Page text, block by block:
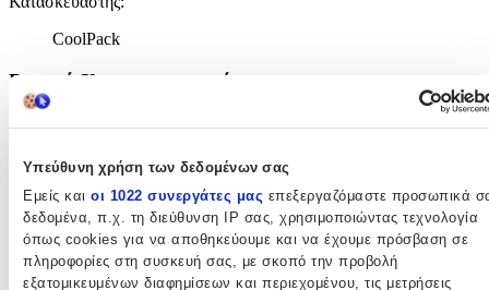
Υπεύθυνη χρήση των δεδομένων σας
Εμείς και οι 1022 συνεργάτες μας επεξεργαζόμαστε προσωπικά
δεδομένα, π.χ. τη διεύθυνση IP σας, χρησιμοποιώντας τεχνολογία
όπως cookies για να αποθηκεύουμε και να έχουμε πρόσβαση σε
πληροφορίες στη συσκευή σας, με σκοπό την προβολή
εξατομικευμένων διαφημίσεων και περιεχομένου, τις μετρήσεις
CoolPack
Βασικά Χαρακτηριστικά
Χρώμα:
Πολύχρωμο
Τύπος:
Πλάτης
Τάξη: